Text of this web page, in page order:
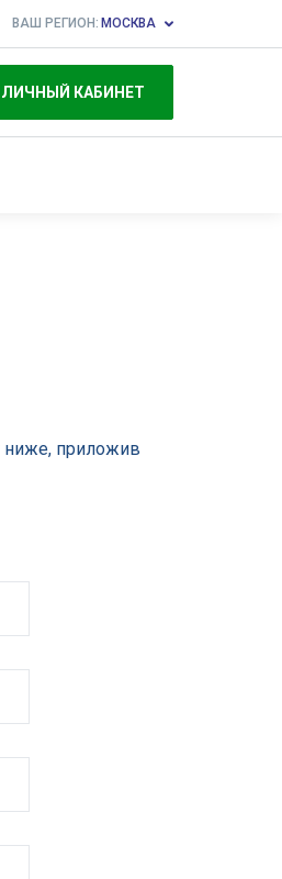
ВАШ РЕГИОН: МОСКВА
ЛИЧНЫЙ КАБИНЕТ
ниже, приложив